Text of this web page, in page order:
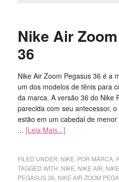
Nike Air
36
Nike Air Zoom Pegasus 36 é a
um dos modelos de tênis para
da marca. A versão 36 do Nike
parecida com seu antecessor,
estão em um cabedal de
... [Leia Mais...]
FILED UNDER: NIKE POR MARCA,
TAGGED WITH: NIKE NIKE AIR
PEGASUS 36 NIKE AIR ZOOM